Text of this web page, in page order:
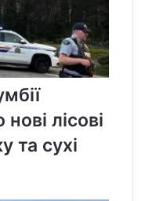
лісові
та сухі